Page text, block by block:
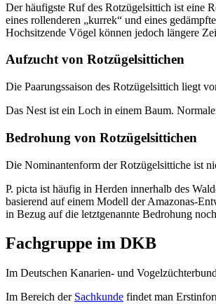
Der häufigste Ruf des Rotzügelsittich ist eine
eines rollenderen „kurrek“ und eines
Hochsitzende Vögel können jedoch längere
Aufzucht von Rotzügelsittichen
Die Paarungssaison des Rotzügelsittich liegt
Das Nest ist ein Loch in einem Baum.
Bedrohung von Rotzügelsittichen
Die Nominantenform der Rotzügelsittiche ist
P. picta ist häufig in Herden innerhalb des
basierend auf einem Modell der Amazonas-
in Bezug auf die letztgenannte Bedrohung
Fachgruppe im DKB
Im Deutschen Kanarien- und
Im Bereich der Sachkunde findet man